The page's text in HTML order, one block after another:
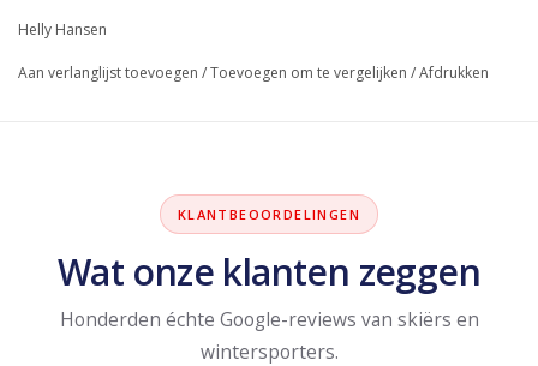
Helly Hansen
Aan verlanglijst toevoegen /Toevoegen om te vergelijken /Afdrukken
KLANTBEOORDELINGEN
Wat onze klanten zeggen
Honderden échte Google-reviews van skiërs en
wintersporters.